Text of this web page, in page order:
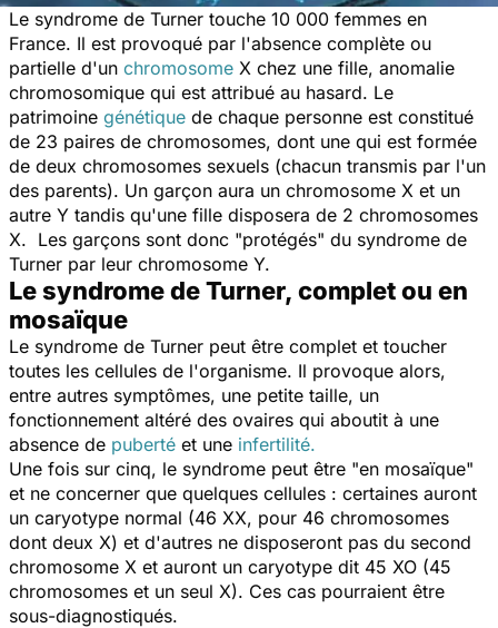
Le syndrome de Turner touche 10 000 femmes en
France. Il est provoqué par l'absence complète ou
partielle d'un chromosome X chez une fille, anomalie
chromosomique qui est attribué au hasard. Le
patrimoine génétique de chaque personne est constitué
de 23 paires de chromosomes, dont une qui est formée
de deux chromosomes sexuels (chacun transmis par l'un
des parents). Un garçon aura un chromosome X et un
autre Y tandis qu'une fille disposera de 2 chromosomes
X. Les garçons sont donc "protégés" du syndrome de
Turner par leur chromosome Y.
Le syndrome de Turner, complet ou en
mosaïque
Le syndrome de Turner peut être complet et toucher
toutes les cellules de l'organisme. Il provoque alors,
entre autres symptômes, une petite taille, un
fonctionnement altéré des ovaires qui aboutit à une
absence de puberté et une infertilité.
Une fois sur cinq, le syndrome peut être "en mosaïque"
et ne concerner que quelques cellules : certaines auront
un caryotype normal (46 XX, pour 46 chromosomes
dont deux X) et d'autres ne disposeront pas du second
chromosome X et auront un caryotype dit 45 XO (45
chromosomes et un seul X). Ces cas pourraient être
sous-diagnostiqués.